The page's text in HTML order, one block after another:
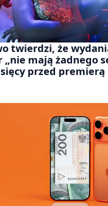
twierdzi, że
mają żadnego
przed premierą